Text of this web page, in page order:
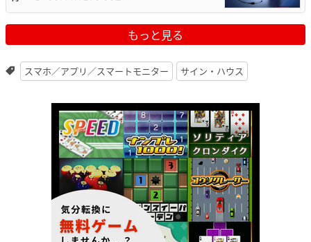
もっと見る
スマホ／アプリ／スマートモニター サイン・ハウス